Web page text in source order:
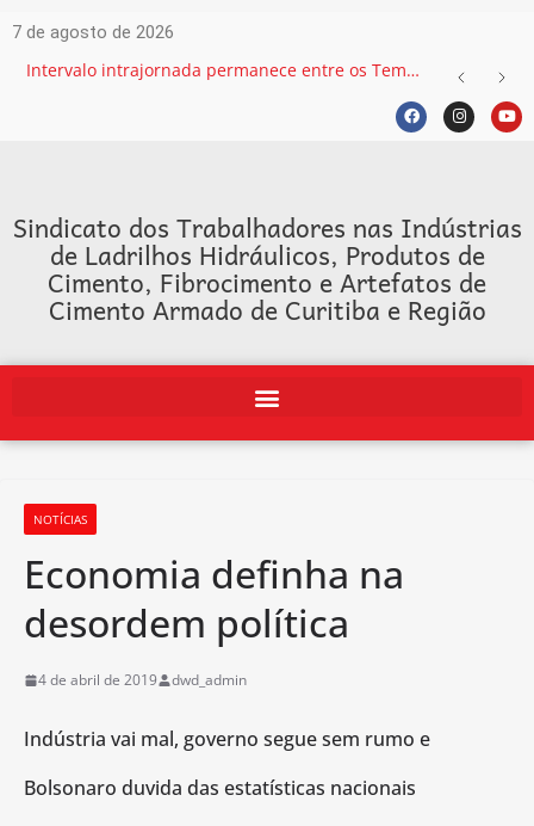
7 de agosto de 2026
Intervalo intrajornada permanece entre os Temas mais recorrentes na Justiça do Trabalho e exige atenção das empresas
Sindicato dos Trabalhadores nas Indústrias
de Ladrilhos Hidráulicos, Produtos de
Cimento, Fibrocimento e Artefatos de
Cimento Armado de Curitiba e Região
NOTÍCIAS
Economia definha na
desordem política
4 de abril de 2019 dwd_admin
Indústria vai mal, governo segue sem rumo e
Bolsonaro duvida das estatísticas nacionais